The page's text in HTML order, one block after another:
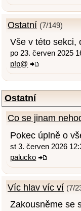
Ostatní (7/149)
Vše v této sekci,
po 23. červen 2025
p!p@
Ostatní
Co se jinam
Pokec úplně o
st 3. červen 2026
palucko
Víc hlav víc ví (7/
Zakousněme se